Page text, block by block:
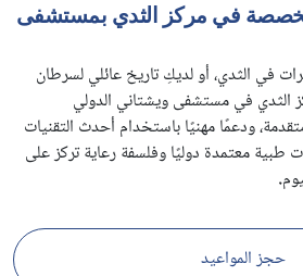
في مركز الثدي بمستشفى
في الثدي، أو لديكِ تاريخ عائلي لسرطان
الثدي في مستشفى ويشتاني الدولي
ودعمًا مهنيًا باستخدام أحدث التقنيات
طبية معتمدة دوليًا وفلسفة رعاية تركز على
.
حجز المواعيد